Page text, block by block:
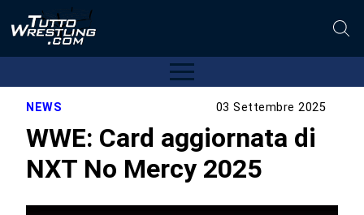
NEWS 03 Settembre 2025
WWE: Card aggiornata di
NXT No Mercy 2025